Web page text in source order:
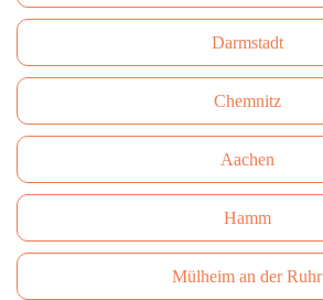
Darmstadt
Сhemnitz
Aachen
Hamm
Mülheim an der Ruhr